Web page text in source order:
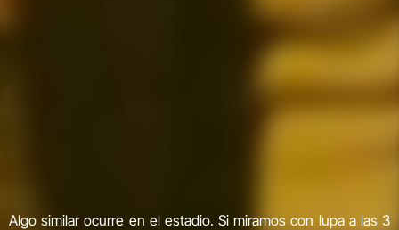
Algo similar ocurre en el estadio. Si miramos con lupa a las 3